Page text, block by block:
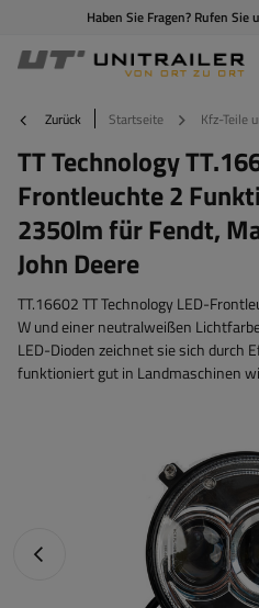
Haben Sie Fragen? Rufen Sie
Zurück Startseite Kfz-Teile
TT Technology
Frontleuchte 2
2350lm für Fendt,
John Deere
TT.16602 TT Technology LED-
W und einer neutralweißen
LED-Dioden zeichnet sie sich durch
funktioniert gut in Landmaschinen
Vorheriges Foto